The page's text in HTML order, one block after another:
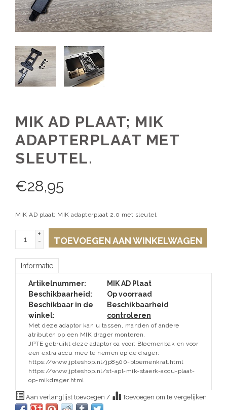
MIK AD PLAAT; MIK
ADAPTERPLAAT MET
SLEUTEL.
€28,95
MIK AD plaat; MIK adapterplaat 2.0 met sleutel.
+
-
TOEVOEGEN AAN WINKELWAGEN
Informatie
Artikelnummer:
MIK AD Plaat
Beschikbaarheid:
Op voorraad
Beschikbaar in de
winkel:
Beschikbaarheid
controleren
Met deze adaptor kan u tassen, manden of andere
atributen op een MIK drager monteren.
JPTE gebruikt deze adaptor oa voor: Bloemenbak en voor
een extra accu mee te nemen op de drager:
https://www.jpteshop.nl/jp8500-bloemenkrat.html
https://www.jpteshop.nl/st-apl-mik-staerk-accu-plaat-
op-mikdrager.html
Aan verlanglijst toevoegen / Toevoegen om te vergelijken